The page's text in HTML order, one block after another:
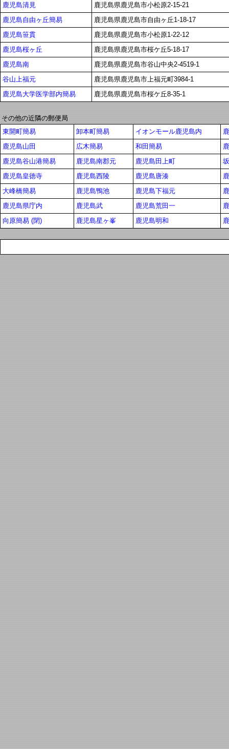
鹿児島清見
鹿児島県鹿児島市小松原2-15-21
鹿児島自由ヶ丘簡易
鹿児島県鹿児島市自由ヶ丘1-18-17
鹿児島笹貫
鹿児島県鹿児島市小松原1-22-12
鹿児島桜ヶ丘
鹿児島県鹿児島市桜ケ丘5-18-17
鹿児島南
鹿児島県鹿児島市谷山中央2-4519-1
谷山上福元
鹿児島県鹿児島市上福元町3984-1
鹿児島大学医学部内簡易
鹿児島県鹿児島市桜ケ丘8-35-1
その他の近隣の郵便局
東開町簡易
卸本町簡易 イオンモール鹿児島内
鹿児島山田
広木簡易 和田簡易
鹿児島谷山港簡易
鹿児島南郡元 鹿児島田上町
鹿児島皇徳寺
鹿児島西陵 鹿児島唐湊
大峰橋簡易
鹿児島鴨池 鹿児島下福元
鹿児島県庁内
鹿児島武 鹿児島荒田一
向原簡易 (閉)
鹿児島星ヶ峯 鹿児島明和